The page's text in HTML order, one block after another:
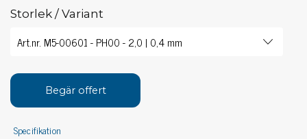
Storlek / Variant
Begär offert
Specifikation